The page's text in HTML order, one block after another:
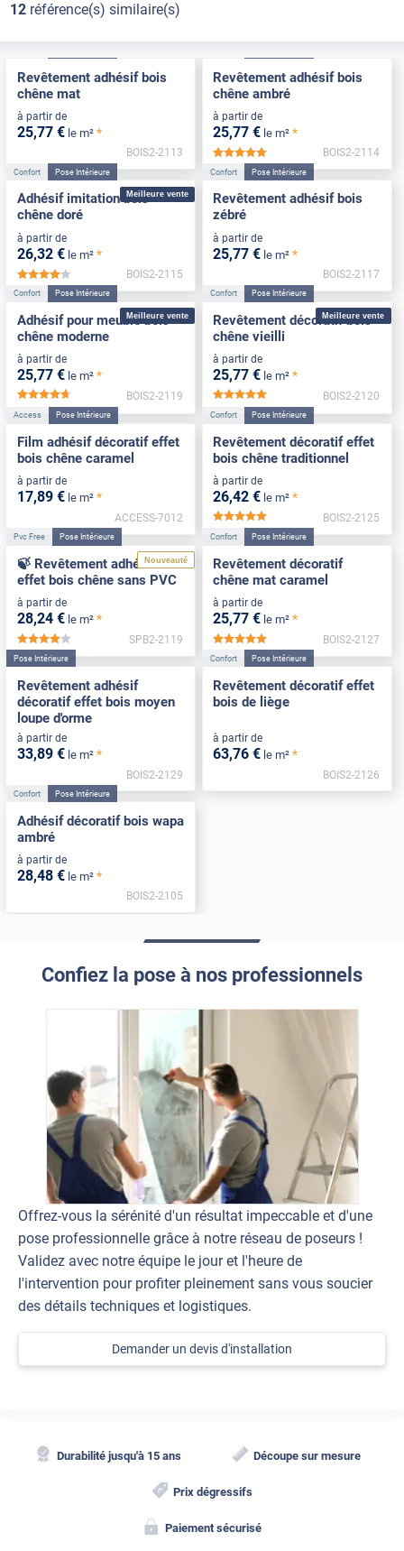
12référence(s) similaire(s)
Revêtement adhésif bois
chêne mat
à partir de
25,77 € le m² *
BOIS2-2113
Revêtement adhésif bois
chêne ambré
à partir de
25,77 € le m² *
BOIS2-2114
Meilleure vente
Confort Pose Intérieure
Adhésif imitation bois
chêne doré
à partir de
26,32 € le m² *
*****
BOIS2-2115
Confort Pose Intérieure
Revêtement adhésif bois
zébré
à partir de
25,77 € le m² *
BOIS2-2117
Meilleure vente
Confort Pose Intérieure
Adhésif pour meuble bois
chêne moderne
à partir de
25,77 € le m² *
*****
BOIS2-2119
Meilleure vente
Confort Pose Intérieure
Revêtement décoratif bois
chêne vieilli
à partir de
25,77 € le m² *
BOIS2-2120
Access Pose Intérieure
Film adhésif décoratif effet
bois chêne caramel
à partir de
17,89 € le m² *
ACCESS-7012
Confort Pose Intérieure
Revêtement décoratif effet
bois chêne traditionnel
à partir de
26,42 € le m² *
BOIS2-2125
Nouveauté
Pvc Free Pose Intérieure
🍃 Revêtement adhésif
effet bois chêne sans PVC
à partir de
28,24 € le m² *
*****
SPB2-2119
Confort Pose Intérieure
Revêtement décoratif
chêne mat caramel
à partir de
25,77 € le m² *
BOIS2-2127
Pose Intérieure
Revêtement adhésif
décoratif effet bois moyen
loupe d'orme
à partir de
33,89 € le m² *
BOIS2-2129
Confort Pose Intérieure
Revêtement décoratif effet
bois de liège
à partir de
63,76 € le m² *
BOIS2-2126
Confort Pose Intérieure
Adhésif décoratif bois wapa
ambré
à partir de
28,48 € le m² *
BOIS2-2105
Confiez la pose à nos professionnels
Offrez-vous la sérénité d'un résultat impeccable et d'une
pose professionnelle grâce à notre réseau de poseurs !
Validez avec notre équipe le jour et l'heure de
l'intervention pour profiter pleinement sans vous soucier
des détails techniques et logistiques.
Demander un devis d'installation
Durabilité jusqu'à 15 ans Découpe sur mesure
Prix dégressifs
Paiement sécurisé